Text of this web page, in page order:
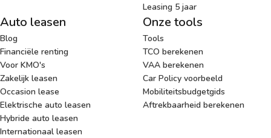
Leasing 5 jaar
Auto leasen
Blog
Financiële renting
Voor KMO's
Zakelijk leasen
Occasion lease
Elektrische auto leasen
Hybride auto leasen
Internationaal leasen
Onze tools
Tools
TCO berekenen
VAA berekenen
Car Policy voorbeeld
Mobiliteitsbudgetgids
Aftrekbaarheid berekenen